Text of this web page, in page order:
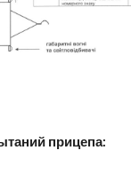
прицепа: